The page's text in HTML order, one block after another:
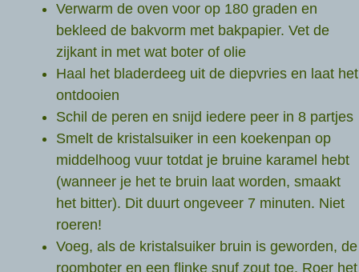
Verwarm de oven voor op 180 graden en
bekleed de bakvorm met bakpapier. Vet de
zijkant in met wat boter of olie
Haal het bladerdeeg uit de diepvries en laat het
ontdooien
Schil de peren en snijd iedere peer in 8 partjes
Smelt de kristalsuiker in een koekenpan op
middelhoog vuur totdat je bruine karamel hebt
(wanneer je het te bruin laat worden, smaakt
het bitter). Dit duurt ongeveer 7 minuten. Niet
roeren!
Voeg, als de kristalsuiker bruin is geworden, de
roomboter en een flinke snuf zout toe. Roer het